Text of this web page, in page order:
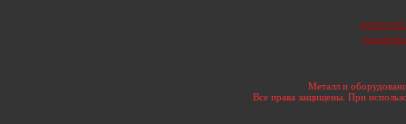
Металл и
Все права защищены. При